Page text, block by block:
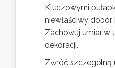
Kluczowymi
niewłaściwy dobór
Zachowuj umiar w
dekoracji.
Zwróć szczególną